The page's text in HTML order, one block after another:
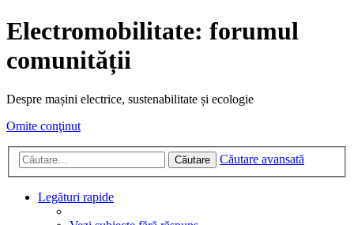
Electromobilitate: forumul
comunității
Despre mașini electrice, sustenabilitate și ecologie
Omite conţinut
Căutare Căutare avansată
Legături rapide